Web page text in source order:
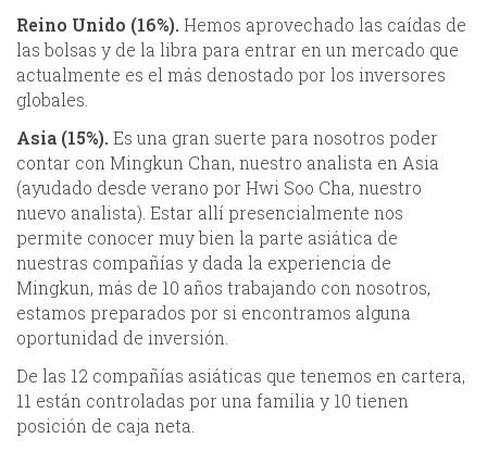
Reino Unido (16%). Hemos aprovechado las caídas de
las bolsas y de la libra para entrar en un mercado que
actualmente es el más denostado por los inversores
globales.
Asia (15%). Es una gran suerte para nosotros poder
contar con Mingkun Chan, nuestro analista en Asia
(ayudado desde verano por Hwi Soo Cha, nuestro
nuevo analista). Estar allí presencialmente nos
permite conocer muy bien la parte asiática de
nuestras compañías y dada la experiencia de
Mingkun, más de 10 años trabajando con nosotros,
estamos preparados por si encontramos alguna
oportunidad de inversión.
De las 12 compañías asiáticas que tenemos en cartera,
11 están controladas por una familia y 10 tienen
posición de caja neta.